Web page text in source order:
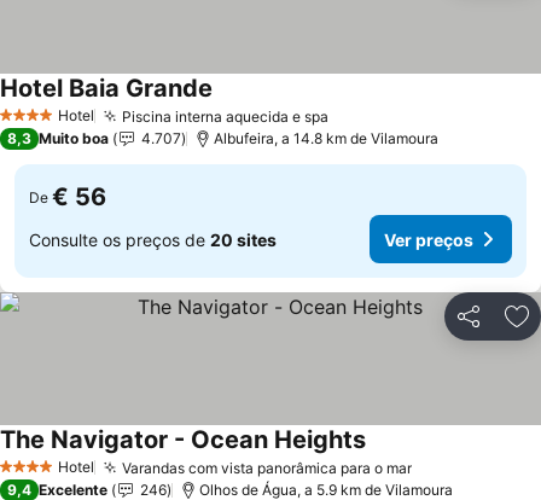
4 EstrelasHotel Piscina interna aquecida e spa
Hotel Baia Grande
8,3 Muito boa 4.707 Albufeira, a 14.8 km de Vilamoura
De € 56
Consulte os preços de 20 sites Ver preços
Partilhar
4 EstrelasHotel Varandas com vista panorâmica para o marVer preços
The Navigator - Ocean HeightsVer preços
9,4 Excelente 246 Olhos de Água, a 5.9 km de Vilamoura